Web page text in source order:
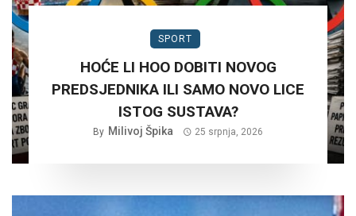
SPORT
HOĆE LI HOO DOBITI NOVOG
PREDSJEDNIKA ILI SAMO NOVO LICE
ISTOG SUSTAVA?
By Milivoj Špika 25 srpnja, 2026